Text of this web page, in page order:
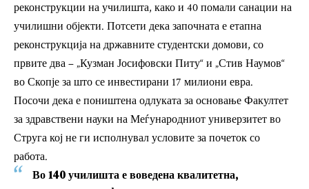
реконструкции на училишта, како и 40 помали санации на
училишни објекти. Потсети дека започната е етапна
реконструкција на државните студентски домови, со
првите два – „Кузман Јосифовски Питу“ и „Стив Наумов“
во Скопје за што се инвестирани 17 милиони евра.
Посочи дека е поништена одлуката за основање Факултет
за здравствени науки на Меѓународниот универзитет во
Струга кој не ги исполнувал условите за почеток со
работа.
Во 140 училишта е воведена квалитетна,